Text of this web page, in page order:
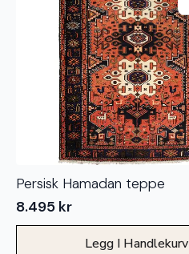
Persisk Hamadan teppe
8.495 kr
Legg I Handlekurv